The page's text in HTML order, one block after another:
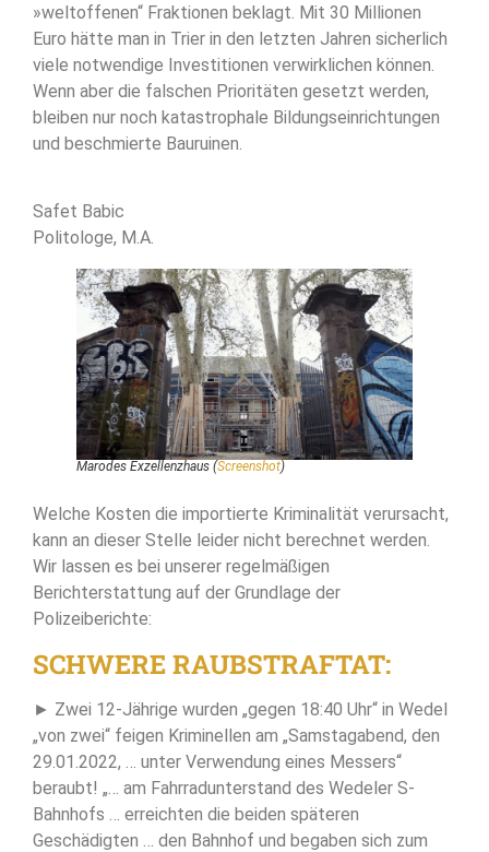
»weltoffenen“ Fraktionen beklagt. Mit 30 Millionen
Euro hätte man in Trier in den letzten Jahren sicherlich
viele notwendige Investitionen verwirklichen können.
Wenn aber die falschen Prioritäten gesetzt werden,
bleiben nur noch katastrophale Bildungseinrichtungen
und beschmierte Bauruinen.
Safet Babic
Politologe, M.A.
Marodes Exzellenzhaus (Screenshot)
Welche Kosten die importierte Kriminalität verursacht,
kann an dieser Stelle leider nicht berechnet werden.
Wir lassen es bei unserer regelmäßigen
Berichterstattung auf der Grundlage der
Polizeiberichte:
SCHWERE RAUBSTRAFTAT:
► Zwei 12-Jährige wurden „gegen 18:40 Uhr“ in Wedel
„von zwei“ feigen Kriminellen am „Samstagabend, den
29.01.2022, … unter Verwendung eines Messers“
beraubt! „… am Fahrradunterstand des Wedeler S-
Bahnhofs … erreichten die beiden späteren
Geschädigten … den Bahnhof und begaben sich zum